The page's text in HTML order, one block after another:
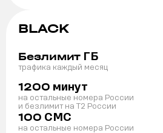
BLACK
Безлимит ГБ
трафика каждый месяц
1200 минут
на остальные номера России
и безлимит на T2 России
100 СМС
на остальные номера России